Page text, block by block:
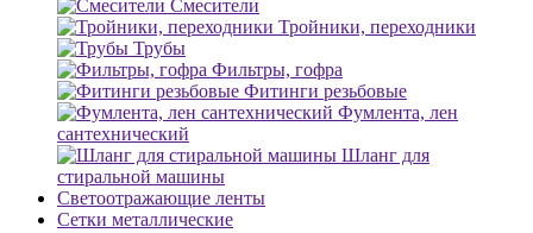
Смесители
Тройники, переходники
Трубы
Фильтры, гофра
Фитинги резьбовые
Фумлента, лен
сантехнический
Шланг для
стиральной машины
Светоотражающие ленты
Сетки металлические